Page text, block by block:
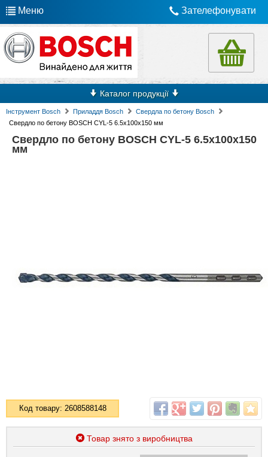
Меню Зателефонувати
Каталог продукції
Інструмент Bosch Приладдя Bosch
Свердла по бетону Bosch
Свердло по бетону BOSCH CYL-5 6.5x100x150 мм
Свердло по бетону BOSCH CYL-5 6.5x100x150
мм
Код товару: 2608588148
Товар знято з виробництва